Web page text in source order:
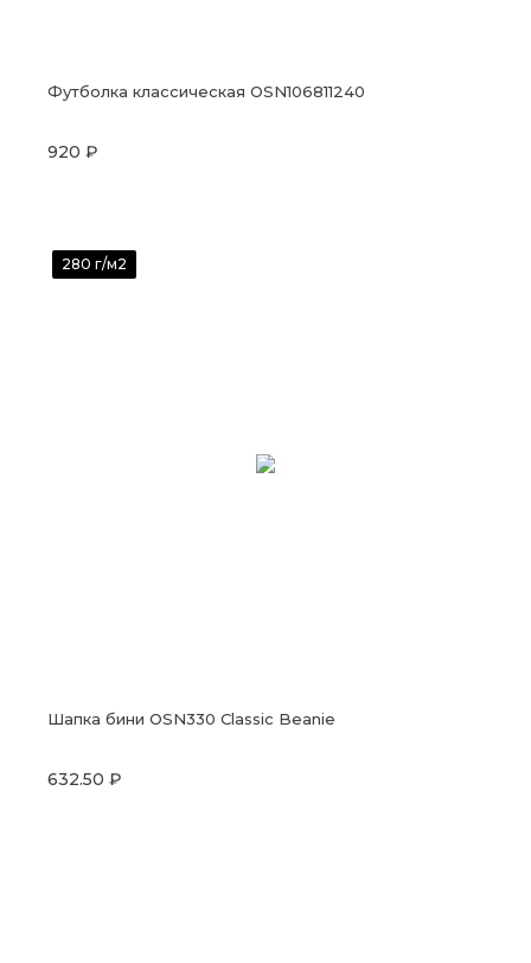
Футболка классическая OSN106811240
920 ₽
280 г/м2
Шапка бини OSN330 Classic Beanie
632.50 ₽